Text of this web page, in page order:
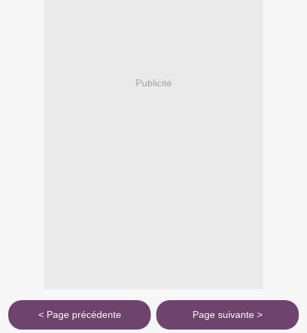
Publicité
< Page précédente Page suivante >